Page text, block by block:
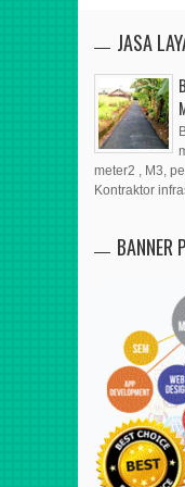
JASA
meter2 , M3,
Kontraktor
BANNER